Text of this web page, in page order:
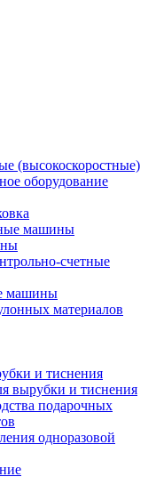
(высокоскоростные)
оборудование
машины
счетные
машины
материалов
и тиснения
вырубки и тиснения
подарочных
одноразовой